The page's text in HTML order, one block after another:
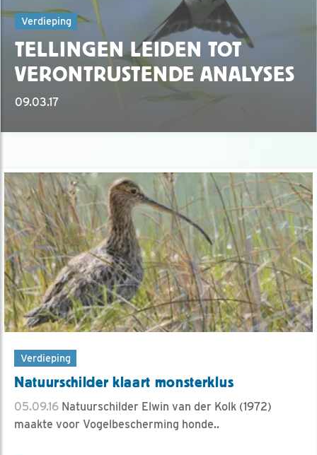
Verdieping
TELLINGEN LEIDEN TOT
VERONTRUSTENDE ANALYSES
09.03.17
Verdieping
Natuurschilder klaart monsterklus
05.09.16 Natuurschilder Elwin van der Kolk (1972)
maakte voor Vogelbescherming honde..